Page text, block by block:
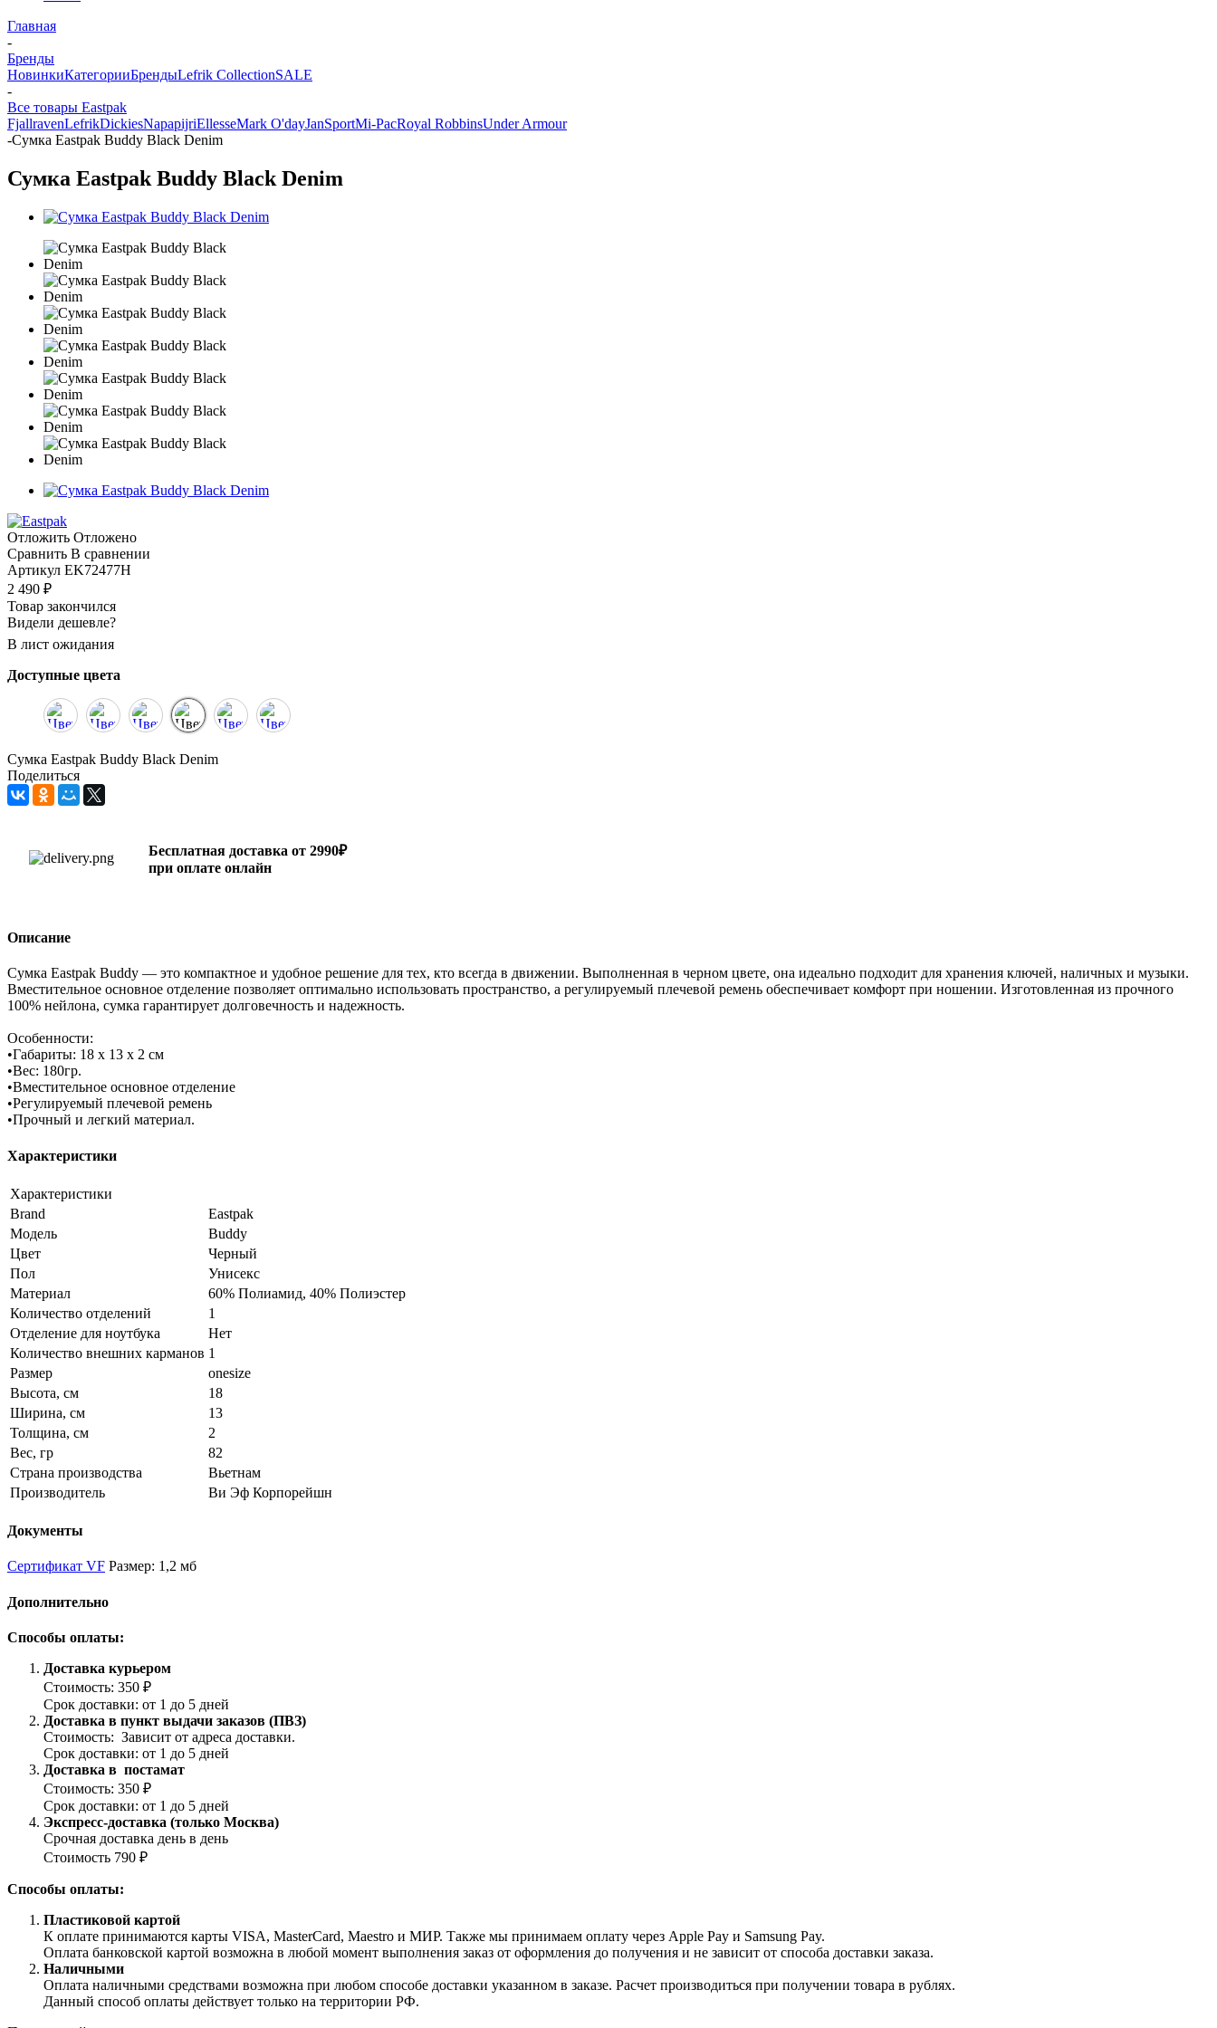
Главная
-
Бренды
НовинкиКатегорииБрендыLefrik CollectionSALE
-
Все товары Eastpak
FjallravenLefrikDickiesNapapijriEllesseMark O'dayJanSportMi-PacRoyal RobbinsUnder Armour
-Сумка Eastpak Buddy Black Denim
Сумка Eastpak Buddy Black Denim
Отложить Отложено
Сравнить В сравнении
Артикул EK72477H
2 490 ₽
Товар закончился
Видели дешевле?
В лист ожидания
Доступные цвета
Сумка Eastpak Buddy Black Denim
Поделиться
Бесплатная доставка от 2990₽
при оплате онлайн
Описание
Сумка Eastpak Buddy — это компактное и удобное решение для тех, кто всегда в движении. Выполненная в черном цвете, она идеально подходит для хранения ключей, наличных и музыки.
Вместительное основное отделение позволяет оптимально использовать пространство, а регулируемый плечевой ремень обеспечивает комфорт при ношении. Изготовленная из прочного
100% нейлона, сумка гарантирует долговечность и надежность.
Особенности:
•Габариты: 18 х 13 х 2 см
•Вес: 180гр.
•Вместительное основное отделение
•Регулируемый плечевой ремень
•Прочный и легкий материал.
Характеристики
Характеристики
Brand
Eastpak
Модель
Buddy
Цвет
Черный
Пол
Унисекс
Материал
60% Полиамид, 40% Полиэстер
Количество отделений
1
Отделение для ноутбука
Нет
Количество внешних карманов 1
Размер
onesize
Высота, см
18
Ширина, см
13
Толщина, см
2
Вес, гр
82
Страна производства
Вьетнам
Производитель
Ви Эф Корпорейшн
Документы
Сертификат VF Размер: 1,2 мб
Дополнительно
Способы оплаты:
Доставка курьером
Стоимость: 350 ₽
Срок доставки: от 1 до 5 дней
Доставка в пункт выдачи заказов (ПВЗ)
Стоимость: Зависит от адреса доставки.
Срок доставки: от 1 до 5 дней
Доставка в постамат
Стоимость: 350 ₽
Срок доставки: от 1 до 5 дней
Экспресс-доставка (только Москва)
Срочная доставка день в день
Стоимость 790 ₽
Способы оплаты:
Пластиковой картой
К оплате принимаются карты VISA, MasterCard, Maestro и МИР. Также мы принимаем оплату через Apple Pay и Samsung Pay.
Оплата банковской картой возможна в любой момент выполнения заказ от оформления до получения и не зависит от способа доставки заказа.
Наличными
Оплата наличными средствами возможна при любом способе доставки указанном в заказе. Расчет производиться при получении товара в рублях.
Данный способ оплаты действует только на территории РФ.